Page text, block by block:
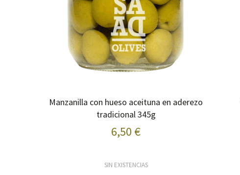
Manzanilla con hueso aceituna en aderezo
tradicional 345g
6,50 €
SIN EXISTENCIAS